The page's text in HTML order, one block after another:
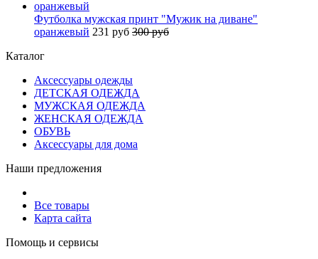
Футболка мужская принт "Мужик на диване"
оранжевый 231 руб 300 руб
Каталог
Аксессуары одежды
ДЕТСКАЯ ОДЕЖДА
МУЖСКАЯ ОДЕЖДА
ЖЕНСКАЯ ОДЕЖДА
ОБУВЬ
Аксессуары для дома
Наши предложения
Все товары
Карта сайта
Помощь и сервисы